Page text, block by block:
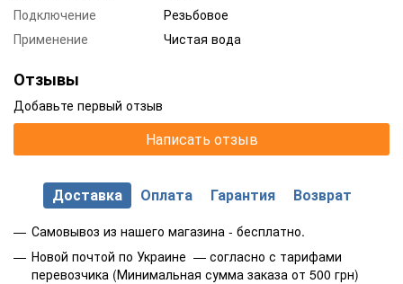
Подключение
Резьбовое
Применение
Чистая вода
Отзывы
Добавьте первый отзыв
Написать отзыв
Доставка Оплата Гарантия Возврат
Самовывоз из нашего магазина - бесплатно.
Новой почтой по Украине — согласно с тарифами
перевозчика (Минимальная сумма заказа от 500 грн)